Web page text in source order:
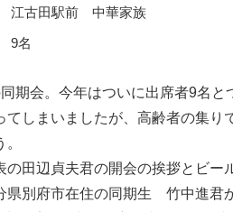
江古田駅前 中華家族
9名
期会。今年はついに出席者9名と
てしまいましたが、高齢者の集り
の田辺貞夫君の開会の挨拶とビー
県別府市在住の同期生 竹中進君